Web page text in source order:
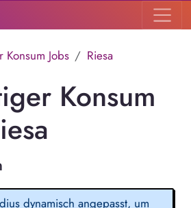
Jobs Riesa
Konsum
dynamisch angepasst, um